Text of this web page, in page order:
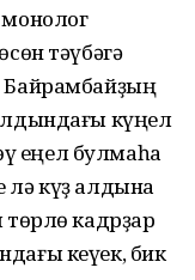
тәүбәгә
Байрамбайҙың
күңел
еңел булмаһа
лә күҙ алдына
төрлө кадрҙар
кеүек, бик